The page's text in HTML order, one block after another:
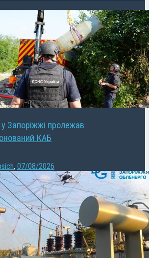
у Запоріжжі пролежав
КАБ
, 07/08/2026